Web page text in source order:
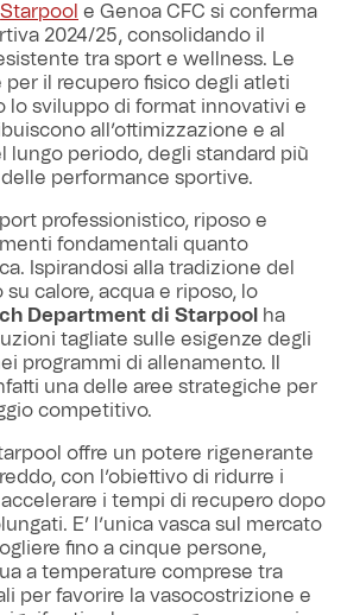
Starpool e Genoa CFC si conferma
2024/25, consolidando il
tra sport e wellness. Le
il recupero fisico degli atleti
lo sviluppo di format innovativi e
all’ottimizzazione e al
lungo periodo, degli standard più
performance sportive.
professionistico, riposo e
fondamentali quanto
Ispirandosi alla tradizione del
calore, acqua e riposo, lo
Department di Starpool
ha
tagliate sulle esigenze degli
programmi di allenamento. Il
una delle aree strategiche per
competitivo.
offre un potere rigenerante
con l’obiettivo di ridurre i
i tempi di recupero dopo
E’ l’unica vasca sul mercato
fino a cinque persone,
a temperature comprese tra
per favorire la vasocostrizione e